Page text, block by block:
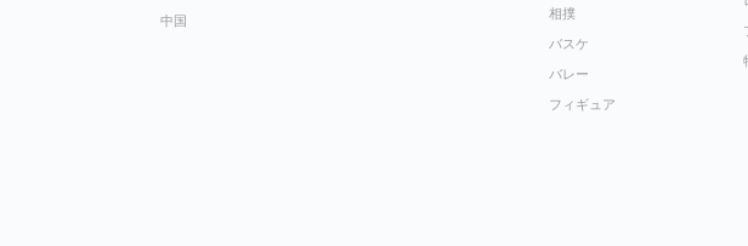
中国 相撲
バスケ
バレー
フィギュア